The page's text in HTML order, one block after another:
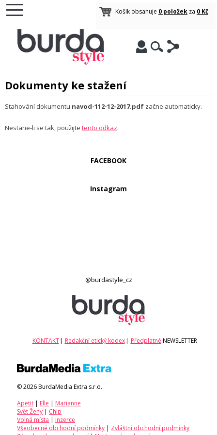
Košík obsahuje 0 položek za 0 Kč
Dokumenty ke stažení
Stahování dokumentu navod-112-12-2017.pdf začne automaticky.
Nestane-li se tak, použijte tento odkaz.
FACEBOOK
Instagram
@burdastyle_cz
KONTAKT | Redakční etický kodex | Předplatné NEWSLETTER
© 2026 BurdaMedia Extra s.r.o.
Apetit | Elle | Marianne
Svět Ženy | Chip
Volná místa | Inzerce
Všeobecné obchodní podmínky | Zvláštní obchodní podmínky